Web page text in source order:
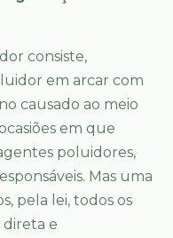
consiste,
em arcar com
causado ao meio
em que
poluidores,
Mas uma
pela lei, todos os
e